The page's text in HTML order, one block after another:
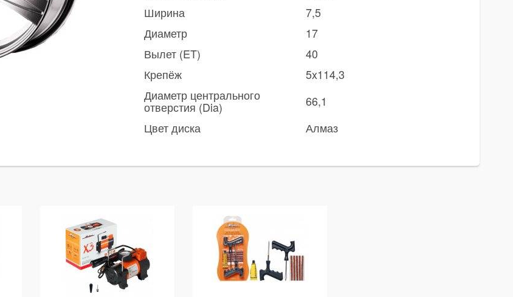
Ширина
7,5
Диаметр
17
Вылет (ET)
40
Крепёж
5x114,3
Диаметр центрального
отверстия (Dia)
66,1
Цвет диска
Алмаз